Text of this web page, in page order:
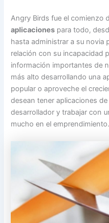
Angry Birds fue el comienzo
aplicaciones para todo,
hasta administrar a su novia
relación con su incapacidad
información importantes de
más alto desarrollando una
popular o aproveche el
desean tener aplicaciones
desarrollador y trabajar con
mucho en el emprendimiento.